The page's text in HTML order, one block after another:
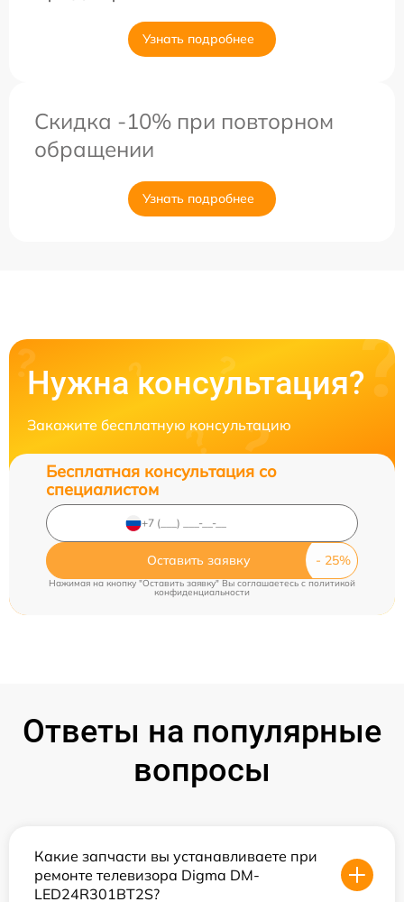
Узнать подробнее
Скидка -10% при повторном
обращении
Узнать подробнее
Нужна консультация?
Закажите бесплатную консультацию
Бесплатная консультация со
специалистом
Оставить заявку
Нажимая на кнопку "Оставить заявку" Вы соглашаетесь cполитикой
конфиденциальности
Ответы на популярные
вопросы
Какие запчасти вы устанавливаете при
ремонте телевизора Digma DM-
LED24R301BT2S?